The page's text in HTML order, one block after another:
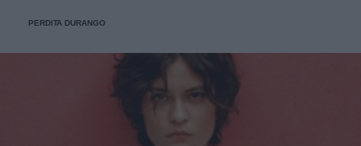
PERDITA DURANGO